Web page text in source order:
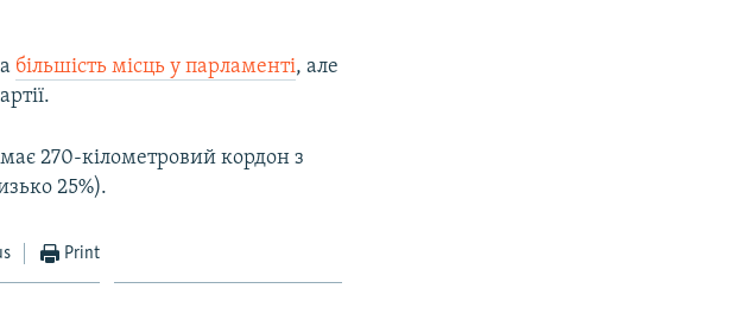
більшість місць у парламенті, але
270-кілометровий кордон з
25%).
Print